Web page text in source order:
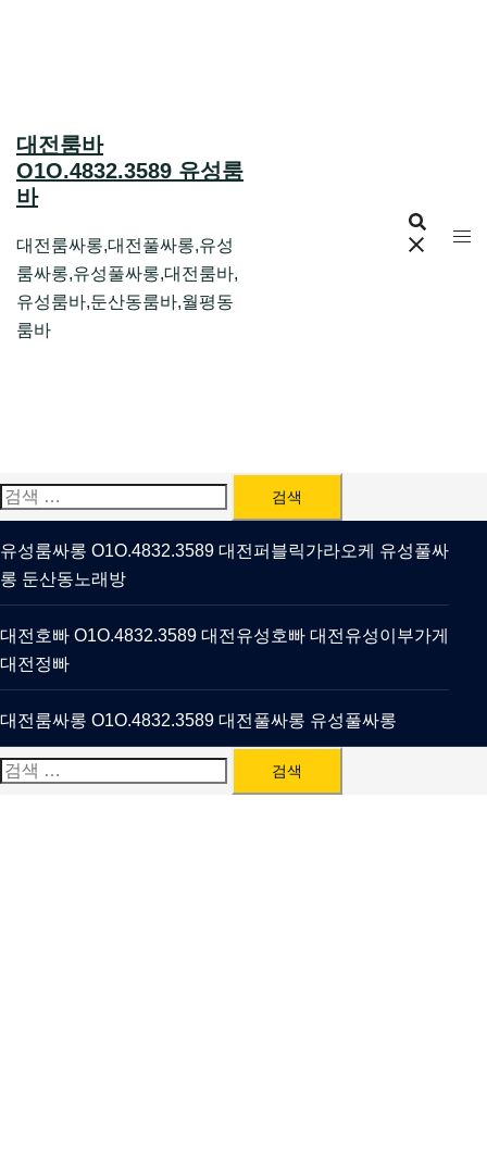
대전룸바
O1O.4832.3589 유성룸
바
대전룸싸롱,대전풀싸롱,유성
룸싸롱,유성풀싸롱,대전룸바,
유성룸바,둔산동룸바,월평동
룸바
검
색:
유성룸싸롱 O1O.4832.3589 대전퍼블릭가라오케 유성풀싸
롱 둔산동노래방
대전호빠 O1O.4832.3589 대전유성호빠 대전유성이부가게
대전정빠
대전룸싸롱 O1O.4832.3589 대전풀싸롱 유성풀싸롱
검